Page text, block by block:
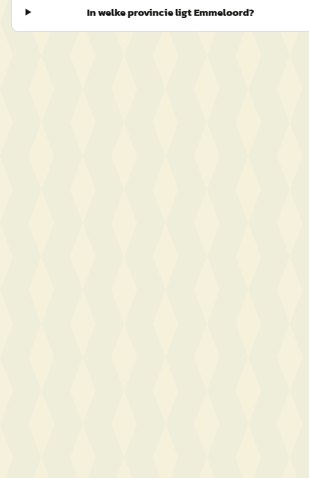
In welke provincie ligt Emmeloord?